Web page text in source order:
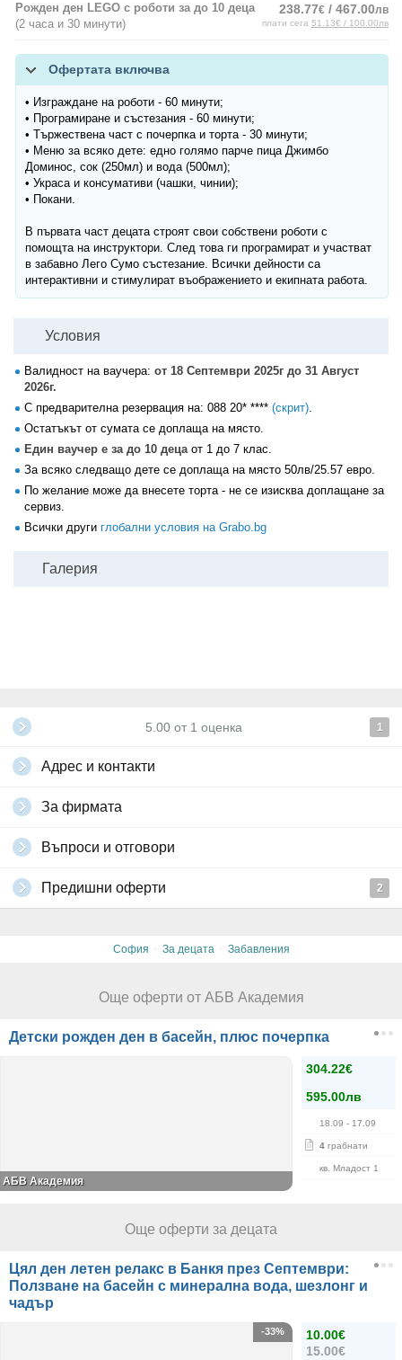
Рожден ден LEGO с роботи за до 10 деца
(2 часа и 30 минути)
238.77€ / 467.00лв
плати сега 51.13€ / 100.00лв
Офертата включва
• Изграждане на роботи - 60 минути;
• Програмиране и състезания - 60 минути;
• Тържествена част с почерпка и торта - 30 минути;
• Меню за всяко дете: едно голямо парче пица Джимбо
Доминос, сок (250мл) и вода (500мл);
• Украса и консумативи (чашки, чинии);
• Покани.
В първата част децата строят свои собствени роботи с
помощта на инструктори. След това ги програмират и участват
в забавно Лего Сумо състезание. Всички дейности са
интерактивни и стимулират въображението и екипната работа.
Условия
Валидност на ваучера: от 18 Септември 2025г до 31 Август
2026г.
С предварителна резервация на: 088 20* **** (скрит).
Остатъкът от сумата се доплаща на място.
Един ваучер е за до 10 децаот 1 до 7 клас.
За всяко следващо дете се доплаща на място 50лв/25.57 евро.
По желание може да внесете торта - не се изисква доплащане за
сервиз.
Всички други глобални условия на Grabo.bg
Галерия
5.00 от 1 оценка 1
Адрес и контакти
За фирмата
Въпроси и отговори
Предишни оферти 2
София · За децата · Забавления
Още оферти от АБВ Академия
Детски рожден ден в басейн, плюс почерпка
304.22€
595.00лв
18.09 - 17.09
4 грабнати
кв. Младост 1
АБВ Академия
Още оферти за децата
Цял ден летен релакс в Банкя през Септември:
Ползване на басейн с минерална вода, шезлонг и
чадър
10.00€
15.00€
-33%